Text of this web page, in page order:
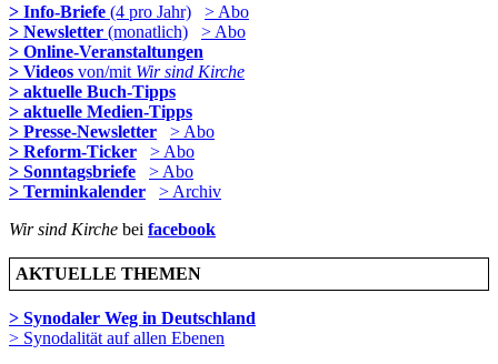
> Info-Briefe (4 pro Jahr)
> Abo
> Newsletter (monatlich)
> Abo
> Online-Veranstaltungen
> Videos von/mit Wir sind Kirche
> aktuelle Buch-Tipps
> aktuelle Medien-Tipps
> Presse-Newsletter
> Abo
> Reform-Ticker
> Abo
> Sonntagsbriefe
> Abo
> Terminkalender
> Archiv
Wir sind Kirche bei facebook
AKTUELLE THEMEN
> Synodaler Weg in Deutschland
> Synodalität auf allen Ebenen